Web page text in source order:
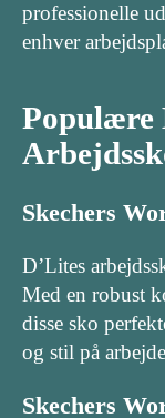
professionelle
enhver
Populære
Skechers
D’Lites
Med en robust
disse sko
og stil på
Skechers